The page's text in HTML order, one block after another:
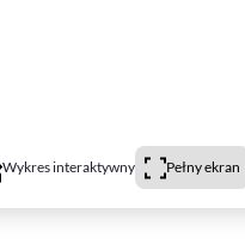
Wykres interaktywny Pełny ekran